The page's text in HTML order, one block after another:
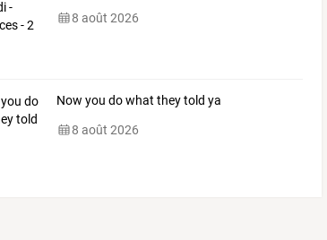
8 août 2026
Now you do what they told ya
8 août 2026